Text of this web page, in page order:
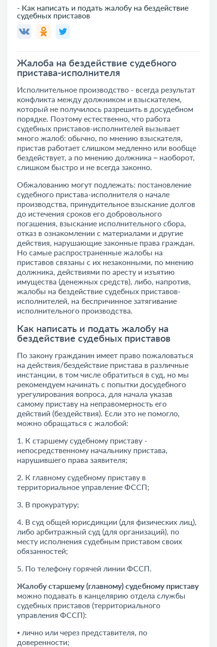
- Как написать и подать жалобу на бездействие
судебных приставов
Жалоба на бездействие судебного
пристава-исполнителя
Исполнительное производство - всегда результат
конфликта между должником и взыскателем,
который не получилось разрешить в досудебном
порядке. Поэтому естественно, что работа
судебных приставов-исполнителей вызывает
много жалоб: обычно, по мнению взыскателя,
пристав работает слишком медленно или вообще
бездействует, а по мнению должника – наоборот,
слишком быстро и не всегда законно.
Обжалованию могут подлежать: постановление
судебного пристава-исполнителя о начале
производства, принудительное взыскание долгов
до истечения сроков его добровольного
погашения, взыскание исполнительного сбора,
отказ в ознакомлении с материалами и другие
действия, нарушающие законные права граждан.
Но самые распространенные жалобы на
приставов связаны с их незаконными, по мнению
должника, действиями по аресту и изъятию
имущества (денежных средств), либо, напротив,
жалобы на бездействие судебных приставов-
исполнителей, на беспричинное затягивание
исполнительного производства.
Как написать и подать жалобу на
бездействие судебных приставов
По закону гражданин имеет право пожаловаться
на действия/бездействие пристава в различные
инстанции, в том числе обратиться в суд, но мы
рекомендуем начинать с попытки досудебного
урегулирования вопроса, для начала указав
самому приставу на неправомерность его
действий (бездействия). Если это не помогло,
можно обращаться с жалобой:
1. К старшему судебному приставу -
непосредственному начальнику пристава,
нарушившего права заявителя;
2. К главному судебному приставу в
территориальное управление ФССП;
3. В прокуратуру;
4. В суд общей юрисдикции (для физических лиц),
либо арбитражный суд (для организаций), по
месту исполнения судебным приставом своих
обязанностей;
5. По телефону горячей линии ФССП.
Жалобу старшему (главному) судебному приставу
можно подавать в канцелярию отдела службы
судебных приставов (территориального
управления ФССП):
⦁ лично или через представителя, по
доверенности;